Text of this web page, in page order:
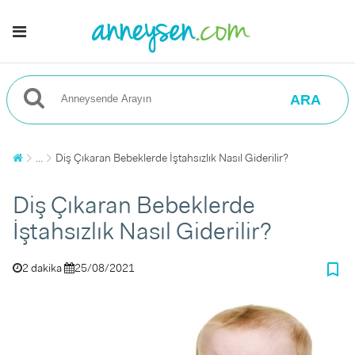
ARA
... Diş Çıkaran Bebeklerde İştahsızlık Nasıl Giderilir?
Diş Çıkaran Bebeklerde
İştahsızlık Nasıl Giderilir?
2 dakika 25/08/2021 bookmark_border